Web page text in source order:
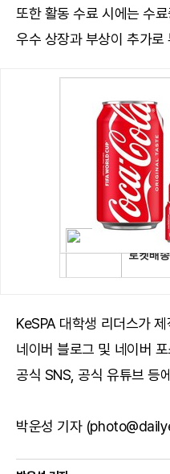
또한 활동 수료 시에는 수
우수 상장과 부상이 추가로
KeSPA 대학생 리더스가
네이버 블로그 및 네이버
공식 SNS ,공식 유튜브 등
박운성 기자